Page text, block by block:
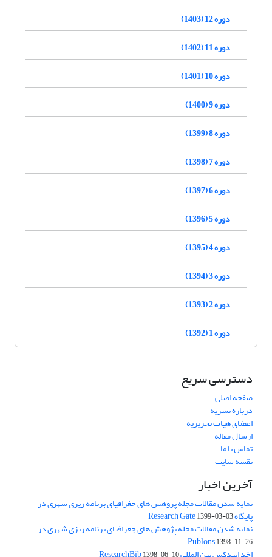
دوره 12 (1403)
دوره 11 (1402)
دوره 10 (1401)
دوره 9 (1400)
دوره 8 (1399)
دوره 7 (1398)
دوره 6 (1397)
دوره 5 (1396)
دوره 4 (1395)
دوره 3 (1394)
دوره 2 (1393)
دوره 1 (1392)
دسترسی سریع
صفحه اصلی
درباره نشریه
اعضای هیات تحریریه
ارسال مقاله
تماس با ما
نقشه سایت
آخرین اخبار
نمایه شدن مقالات مجله پژوهش های جغرافیای برنامه ریزی شهری در
پایگاه Research Gate1399-03-03
نمایه شدن مقالات مجله پژوهش های جغرافیای برنامه ریزی شهری در
Publons1398-11-26